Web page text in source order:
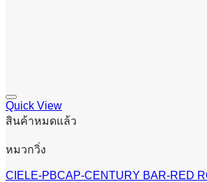
Quick View
สินค้าหมดแล้ว
หมวกวิ่ง
CIELE-PBCAP-CENTURY BAR-RED